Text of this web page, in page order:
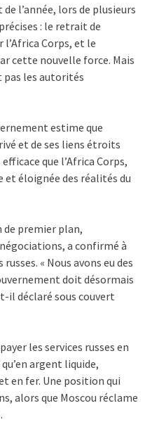
l’année, lors de plusieurs
: le retrait de
Corps, et le
cette nouvelle force. Mais
pas les autorités
estime que
et de ses liens étroits
que l’Africa Corps,
éloignée des réalités du
premier plan,
a confirmé à
« Nous avons eu des
doit désormais
il déclaré sous couvert
les services russes en
argent liquide,
en fer. Une position qui
alors que Moscou réclame